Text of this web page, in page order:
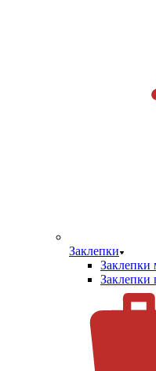
Заклепки
Заклепки
Заклепки